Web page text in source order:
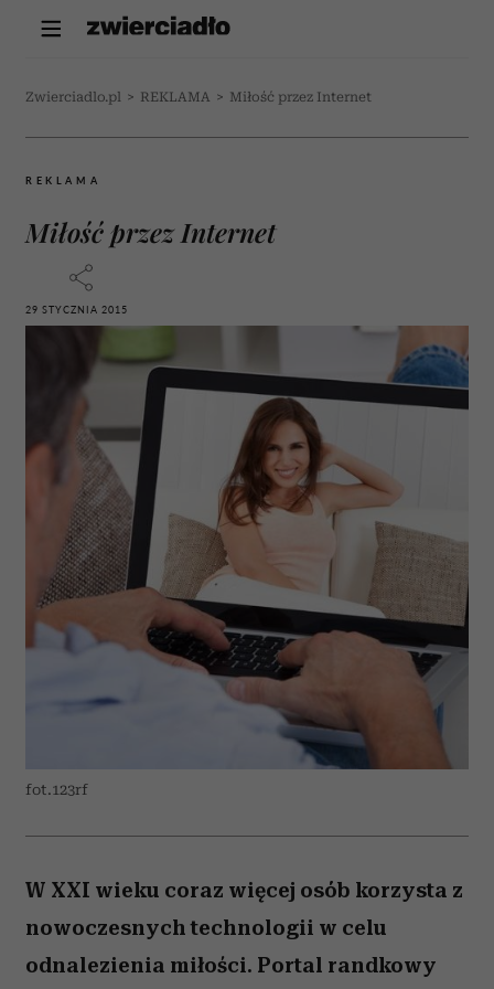
Zwierciadlo.pl > REKLAMA > Miłość przez Internet
REKLAMA
Miłość przez Internet
29 STYCZNIA 2015
fot.123rf
W XXI wieku coraz więcej osób korzysta z
nowoczesnych technologii w celu
odnalezienia miłości. Portal randkowy